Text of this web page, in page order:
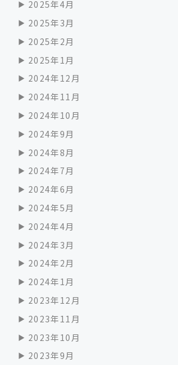
2025年4月
2025年3月
2025年2月
2025年1月
2024年12月
2024年11月
2024年10月
2024年9月
2024年8月
2024年7月
2024年6月
2024年5月
2024年4月
2024年3月
2024年2月
2024年1月
2023年12月
2023年11月
2023年10月
2023年9月